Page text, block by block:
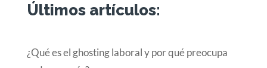
Últimos artículos:
¿Qué es el ghosting laboral y por qué preocupa